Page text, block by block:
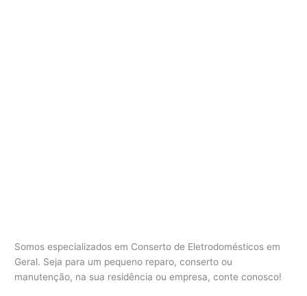
Somos especializados em Conserto de Eletrodomésticos em
Geral. Seja para um pequeno reparo, conserto ou
manutenção, na sua residência ou empresa, conte conosco!